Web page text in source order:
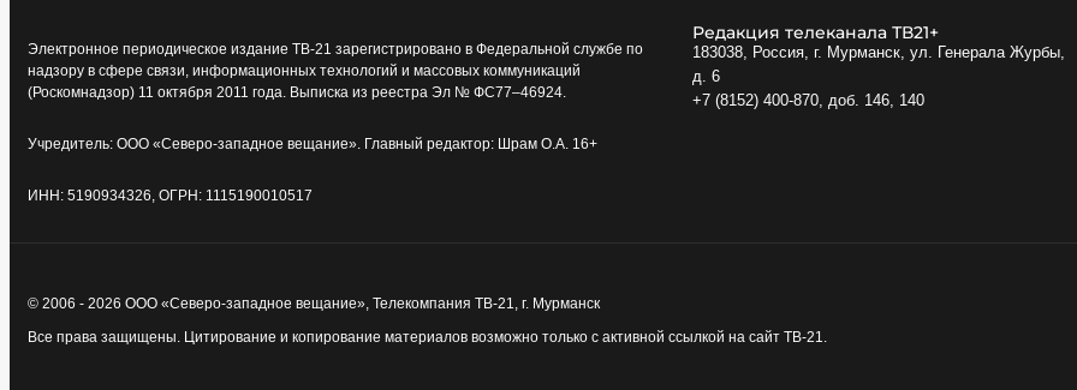
Электронное периодическое издание ТВ-21 зарегистрировано в Федеральной службе по
надзору в сфере связи, информационных технологий и массовых коммуникаций
(Роскомнадзор) 11 октября 2011 года. Выписка из реестра Эл № ФС77–46924.
Учредитель: ООО «Северо-западное вещание». Главный редактор: Шрам О.А. 16+
ИНН: 5190934326, ОГРН: 1115190010517
Редакция телеканала ТВ21+
183038, Россия, г. Мурманск, ул. Генерала Журбы,
д. 6
+7 (8152) 400-870, доб. 146, 140
© 2006 - 2026 ООО «Северо-западное вещание», Телекомпания ТВ-21, г. Мурманск
Все права защищены. Цитирование и копирование материалов возможно только с активной ссылкой на сайт ТВ-21.